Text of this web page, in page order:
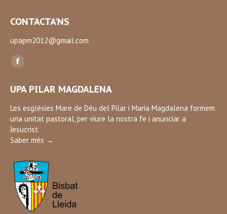
CONTACTA’NS
upapm2012@gmail.com
Find us on:
Facebook
opens
in
new
window
UPA PILAR MAGDALENA
Les esglésies Mare de Déu del Pilar i Maria Magdalena formem
una unitat pastoral, per viure la nostra fe i anunciar a
Jesucrist.
Saber més →